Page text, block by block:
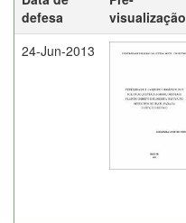
defesa
visualização
24-Jun-2013